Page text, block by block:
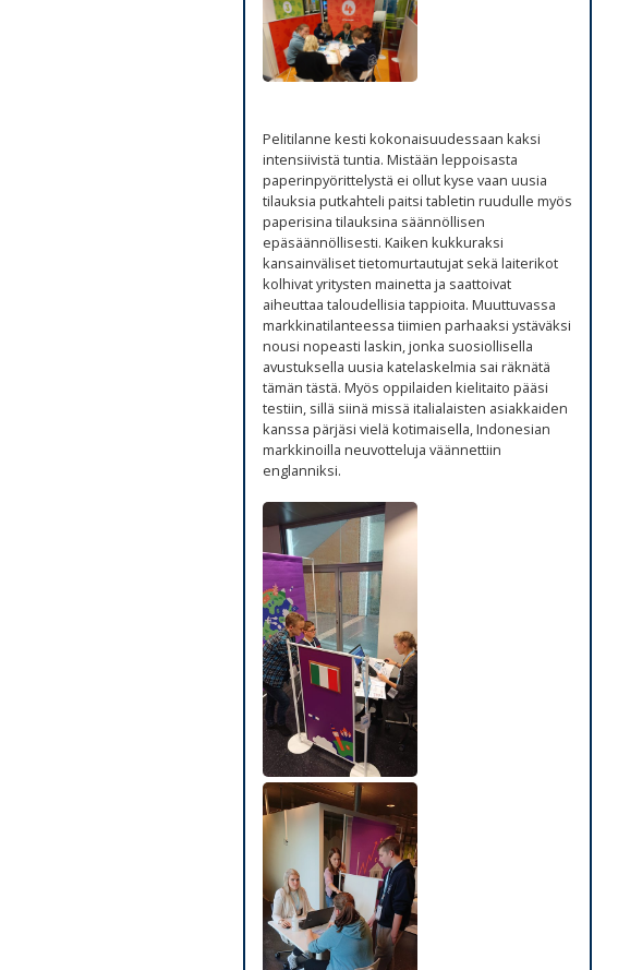
Pelitilanne kesti kokonaisuudessaan kaksi
intensiivistä tuntia. Mistään leppoisasta
paperinpyörittelystä ei ollut kyse vaan uusia
tilauksia putkahteli paitsi tabletin ruudulle myös
paperisina tilauksina säännöllisen
epäsäännöllisesti. Kaiken kukkuraksi
kansainväliset tietomurtautujat sekä laiterikot
kolhivat yritysten mainetta ja saattoivat
aiheuttaa taloudellisia tappioita. Muuttuvassa
markkinatilanteessa tiimien parhaaksi ystäväksi
nousi nopeasti laskin, jonka suosiollisella
avustuksella uusia katelaskelmia sai räknätä
tämän tästä. Myös oppilaiden kielitaito pääsi
testiin, sillä siinä missä italialaisten asiakkaiden
kanssa pärjäsi vielä kotimaisella, Indonesian
markkinoilla neuvotteluja väännettiin
englanniksi.